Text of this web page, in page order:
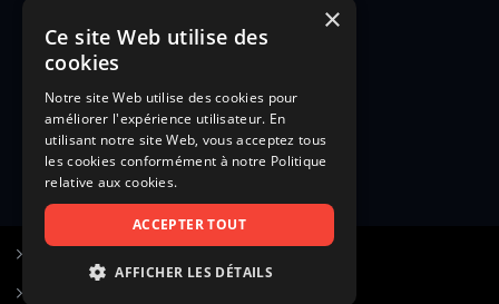
×
Ce site Web utilise des
cookies
Notre site Web utilise des cookies pour
améliorer l'expérience utilisateur. En
utilisant notre site Web, vous acceptez tous
les cookies conformément à notre Politique
relative aux cookies.
ACCEPTER TOUT
AFFICHER LES DÉTAILS